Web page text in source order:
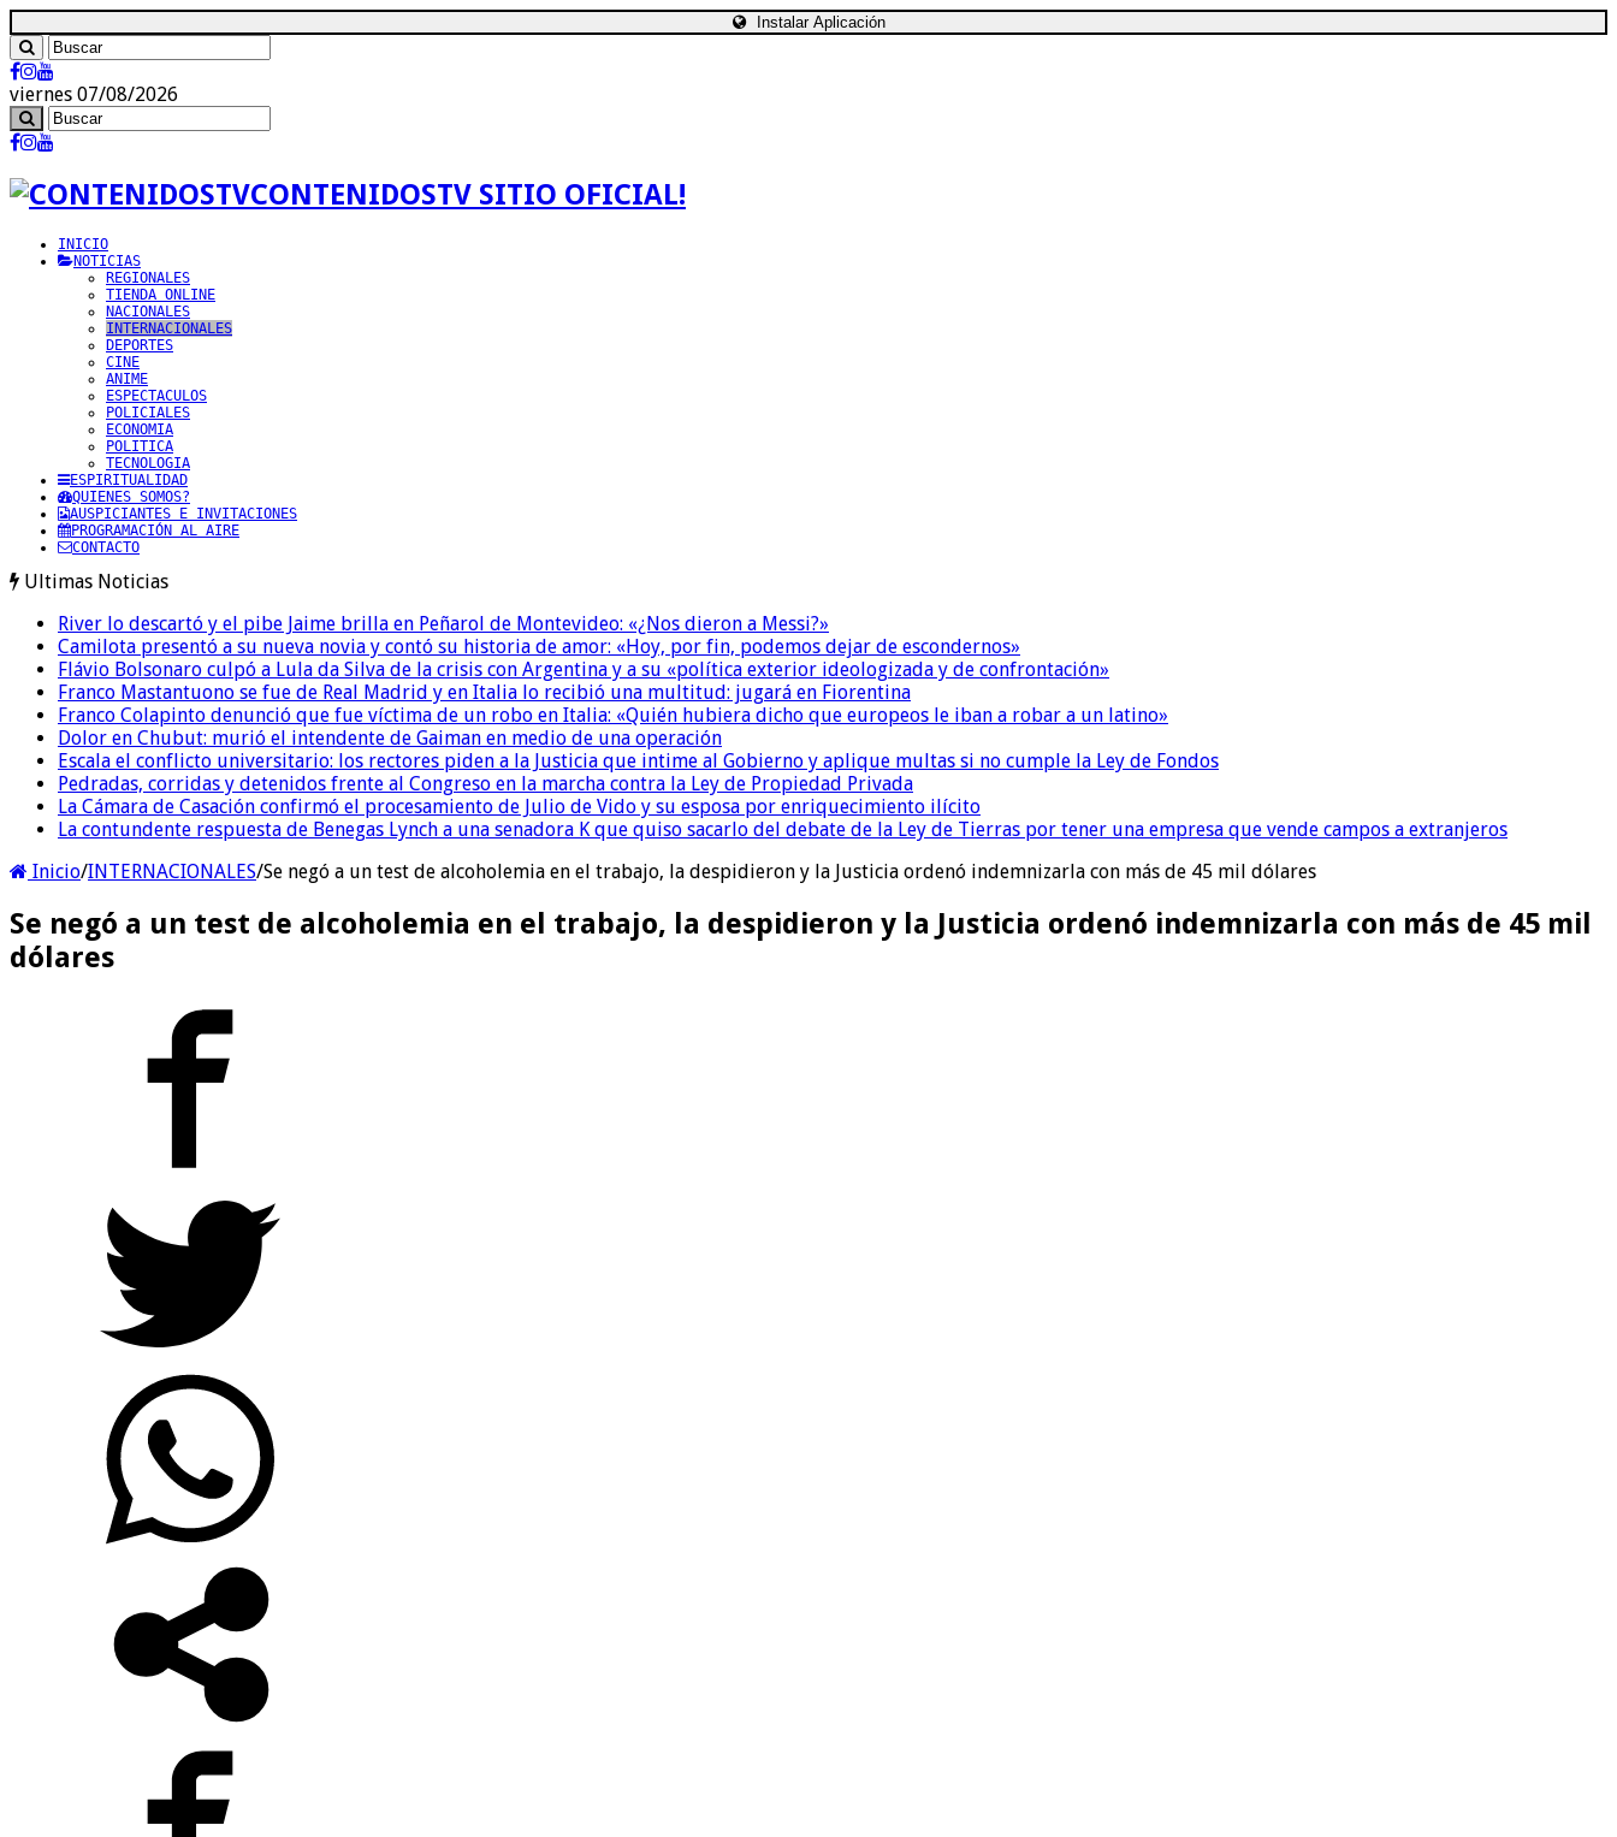
Instalar Aplicación
viernes 07/08/2026
CONTENIDOSTV SITIO OFICIAL!
INICIO
NOTICIAS
REGIONALES
TIENDA ONLINE
NACIONALES
INTERNACIONALES
DEPORTES
CINE
ANIME
ESPECTACULOS
POLICIALES
ECONOMIA
POLITICA
TECNOLOGIA
ESPIRITUALIDAD
QUIENES SOMOS?
AUSPICIANTES E INVITACIONES
PROGRAMACIÓN AL AIRE
CONTACTO
Ultimas Noticias
River lo descartó y el pibe Jaime brilla en Peñarol de Montevideo: «¿Nos dieron a Messi?»
Camilota presentó a su nueva novia y contó su historia de amor: «Hoy, por fin, podemos dejar de escondernos»
Flávio Bolsonaro culpó a Lula da Silva de la crisis con Argentina y a su «política exterior ideologizada y de confrontación»
Franco Mastantuono se fue de Real Madrid y en Italia lo recibió una multitud: jugará en Fiorentina
Franco Colapinto denunció que fue víctima de un robo en Italia: «Quién hubiera dicho que europeos le iban a robar a un latino»
Dolor en Chubut: murió el intendente de Gaiman en medio de una operación
Escala el conflicto universitario: los rectores piden a la Justicia que intime al Gobierno y aplique multas si no cumple la Ley de Fondos
Pedradas, corridas y detenidos frente al Congreso en la marcha contra la Ley de Propiedad Privada
La Cámara de Casación confirmó el procesamiento de Julio de Vido y su esposa por enriquecimiento ilícito
La contundente respuesta de Benegas Lynch a una senadora K que quiso sacarlo del debate de la Ley de Tierras por tener una empresa que vende campos a extranjeros
Inicio/INTERNACIONALES/Se negó a un test de alcoholemia en el trabajo, la despidieron y la Justicia ordenó indemnizarla con más de 45 mil dólares
Se negó a un test de alcoholemia en el trabajo, la despidieron y la Justicia ordenó indemnizarla con más de 45 mil
dólares